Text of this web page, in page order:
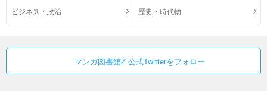
ビジネス・政治 歴史・時代物
マンガ図書館Z 公式Twitterをフォロー